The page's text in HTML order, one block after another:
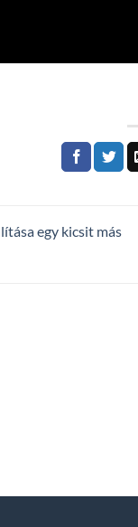
egy kicsit más